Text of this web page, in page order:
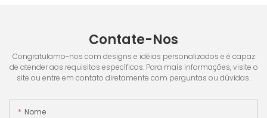
Contate-Nos
Congratulamo-nos com designs e idéias personalizados e é capaz
de atender aos requisitos específicos. Para mais informações, visite o
site ou entre em contato diretamente com perguntas ou dúvidas.
Nome